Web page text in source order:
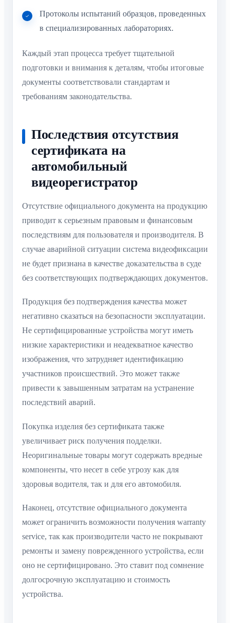
Протоколы испытаний образцов, проведенных
в специализированных лабораториях.
Каждый этап процесса требует тщательной
подготовки и внимания к деталям, чтобы итоговые
документы соответствовали стандартам и
требованиям законодательства.
Последствия отсутствия
сертификата на
автомобильный
видеорегистратор
Отсутствие официального документа на продукцию
приводит к серьезным правовым и финансовым
последствиям для пользователя и производителя. В
случае аварийной ситуации система видеофиксации
не будет признана в качестве доказательства в суде
без соответствующих подтверждающих документов.
Продукция без подтверждения качества может
негативно сказаться на безопасности эксплуатации.
Не сертифицированные устройства могут иметь
низкие характеристики и неадекватное качество
изображения, что затрудняет идентификацию
участников происшествий. Это может также
привести к завышенным затратам на устранение
последствий аварий.
Покупка изделия без сертификата также
увеличивает риск получения подделки.
Неоригинальные товары могут содержать вредные
компоненты, что несет в себе угрозу как для
здоровья водителя, так и для его автомобиля.
Наконец, отсутствие официального документа
может ограничить возможности получения warranty
service, так как производители часто не покрывают
ремонты и замену поврежденного устройства, если
оно не сертифицировано. Это ставит под сомнение
долгосрочную эксплуатацию и стоимость
устройства.